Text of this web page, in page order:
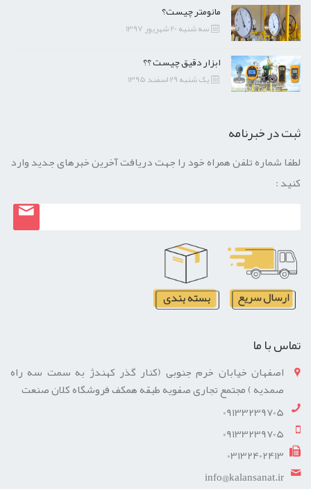
مانومتر چیست؟
سه شنبه 20 شهریور 1397
ابزار دقیق چیست ؟؟
یک شنبه 29 اسفند 1395
ثبت در خبرنامه
لطفا شماره تلفن همراه خود را جهت دریافت آخرین خبرهای جدید وارد
کنید :
تماس با ما
اصفهان خیابان خرم جنوبی (کنار گذر کهندژ به سمت سه راه
صمدیه ) مجتمع تجاری صفویه طبقه همکف فروشگاه کلان صنعت
09133239705
09133239705
03132402413
info@kalansanat.ir